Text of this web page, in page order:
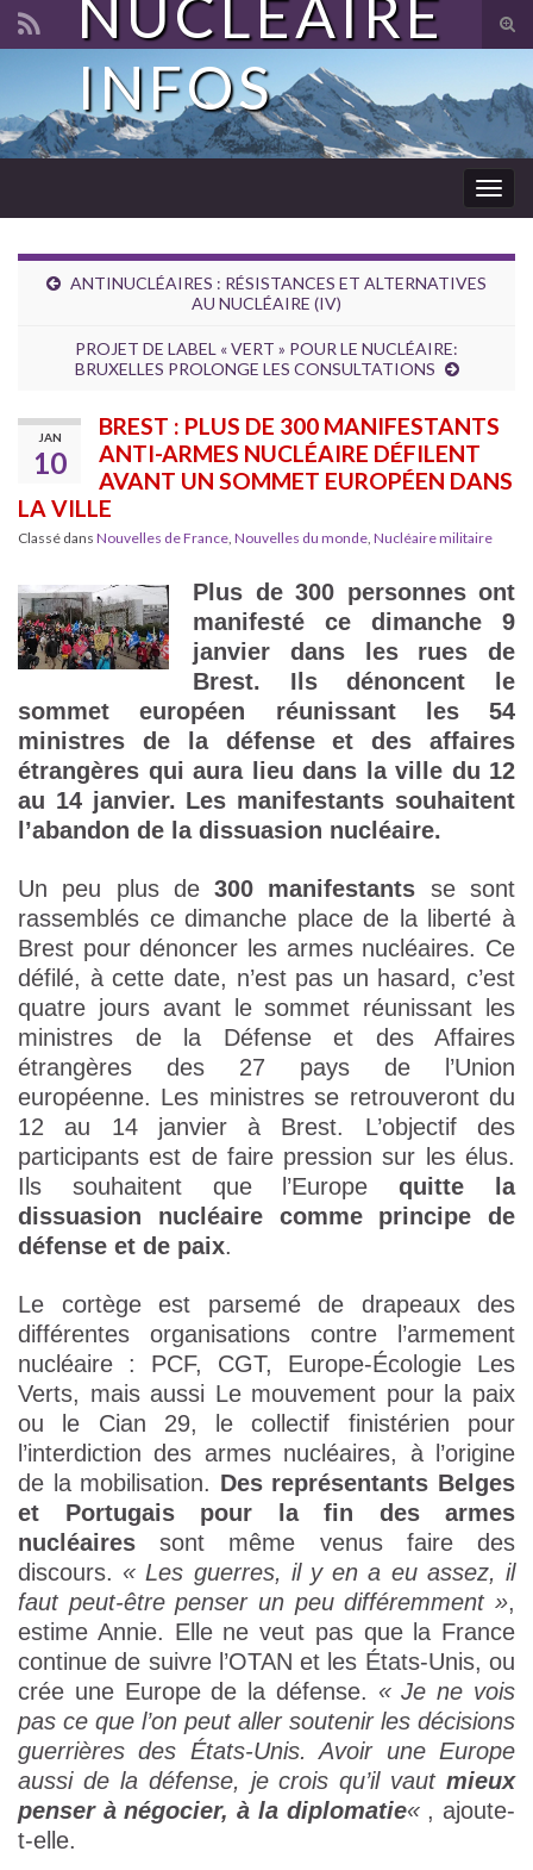
Search for:
NUCLÉAIRE
INFOS
ANTINUCLÉAIRES : RÉSISTANCES ET ALTERNATIVES
AU NUCLÉAIRE (IV)
PROJET DE LABEL « VERT » POUR LE NUCLÉAIRE:
BRUXELLES PROLONGE LES CONSULTATIONS
JAN
10
BREST : PLUS DE 300 MANIFESTANTS
ANTI-ARMES NUCLÉAIRE DÉFILENT
AVANT UN SOMMET EUROPÉEN DANS
LA VILLE
Classé dans Nouvelles de France, Nouvelles du monde, Nucléaire militaire
Plus de 300 personnes ont
manifesté ce dimanche 9
janvier dans les rues de
Brest. Ils dénoncent le
sommet européen réunissant les 54
ministres de la défense et des affaires
étrangères qui aura lieu dans la ville du 12
au 14 janvier. Les manifestants souhaitent
l’abandon de la dissuasion nucléaire.
Un peu plus de300 manifestants se sont
rassemblés ce dimanche place de la liberté à
Brest pour dénoncer les armes nucléaires. Ce
défilé, à cette date, n’est pas un hasard, c’est
quatre jours avant le sommet réunissant les
ministres de la Défense et des Affaires
étrangères des 27 pays de l’Union
européenne. Les ministres se retrouveront du
12 au 14 janvier à Brest. L’objectif des
participants est de faire pression sur les élus.
Ils souhaitent que l’Europequitte la
dissuasion nucléaire comme principe de
défense et de paix.
Le cortège est parsemé de drapeaux des
différentes organisations contre l’armement
nucléaire : PCF, CGT, Europe-Écologie Les
Verts, mais aussi Le mouvement pour la paix
ou le Cian 29, le collectif finistérien pour
l’interdiction des armes nucléaires, à l’origine
de la mobilisation. Des représentants Belges
et Portugais pour la fin des armes
nucléaires sont même venus faire des
discours. « Les guerres, il y en a eu assez, il
faut peut-être penser un peu différemment »,
estime Annie. Elle ne veut pas que la France
continue de suivre l’OTAN et les États-Unis, ou
crée une Europe de la défense. « Je ne vois
pas ce que l’on peut aller soutenir les décisions
guerrières des États-Unis. Avoir une Europe
aussi de la défense, je crois qu’il vaut mieux
penser à négocier, à la diplomatie« , ajoute-
t-elle.